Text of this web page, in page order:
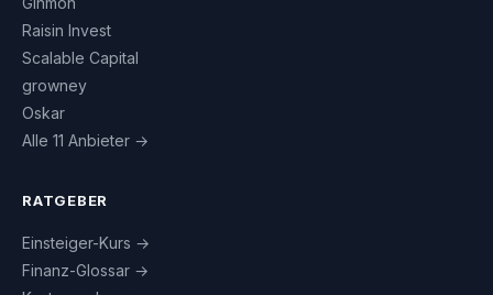
Raisin Invest
Scalable Capital
growney
Oskar
Alle 11 Anbieter →
RATGEBER
Einsteiger-Kurs →
Finanz-Glossar →